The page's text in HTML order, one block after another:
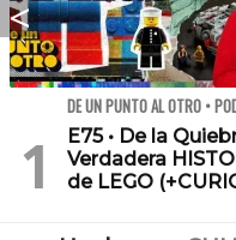
DE UN PUNTO AL OTRO •
E75 • De la
Verdadera
de LEGO